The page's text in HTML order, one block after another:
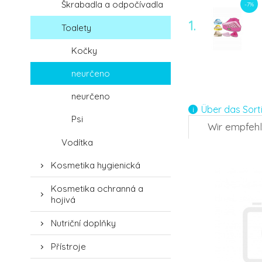
Škrabadla a odpočívadla
Toalety
Kočky
neurčeno
neurčeno
Psi
Vodítka
Kosmetika hygienická
Kosmetika ochranná a
hojivá
Nutriční doplňky
Přístroje
1.
-7%
Über das
Wir